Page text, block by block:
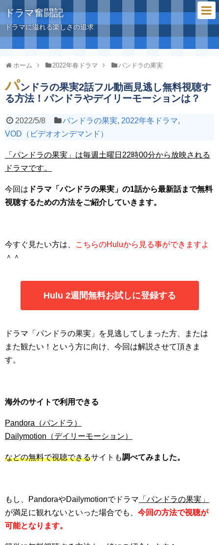
ドラマ奮闘記
ドラマに溢れる楽しさの追求
ホーム 2022年春ドラマ パンドラの果実
パンドラの果実2話フル動画見逃し無料視聴す
る方法！パンドラやデイリーモーションは？
2022/5/8 パンドラの果実, 2022年冬ドラマ,
VOD（ビデオオンデマンド）
「パンドラの果実」は毎週土曜日22時00分から放映される
ドラマです。
今回は ドラマ「パンドラの果実」の1話から最新話まで無料
視聴するための方法をご紹介していきます。
今すぐ見たい方は、
こちらのHuluから見る事ができますよ
＾＾
Hulu 2週間無料お試しに登録する
ドラマ「パンドラの果実」を見逃してしまった方、または
また観たい！という方に向け、今回は解説させて頂きま
す。
海外のサイトで利用できる
Pandora（パンドラ）
Dailymotion（デイリーモーション）
などの無料で視聴できるサイトも調べてみました。
もし、PandoraやDailymotionでドラマ 「パンドラの果実」
が満足に観れないといった場合でも、 今回の方法で視聴が
可能となります。